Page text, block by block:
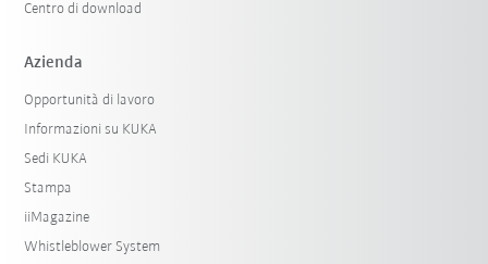
Centro di download
Azienda
Opportunità di lavoro
Informazioni su KUKA
Sedi KUKA
Stampa
iiMagazine
Whistleblower System